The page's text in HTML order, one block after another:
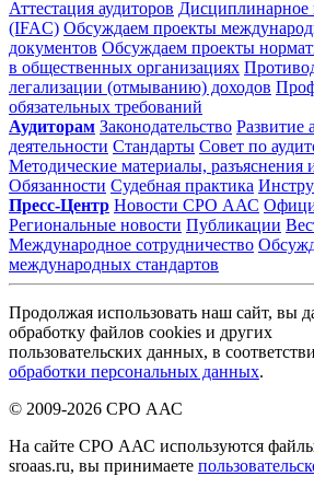
Аттестация аудиторов Дисциплинарное
(IFAC) Обсуждаем проекты
документов Обсуждаем проекты
в общественных организациях
легализации (отмыванию) доходов
обязательных требований
Аудиторам Законодательство Развитие
деятельности Стандарты Совет по
Методические материалы, разъяснения
Обязанности Судебная практика
Пресс-Центр Новости СРО ААС
Региональные новости Публикации
Международное сотрудничество
международных стандартов
Продолжая использовать наш сайт, вы
обработку файлов cookies и других
пользовательских данных, в
обработки персональных данных.
© 2009-2026 СРО ААС
На сайте СРО ААС используются файлы
sroaas.ru, вы принимаете